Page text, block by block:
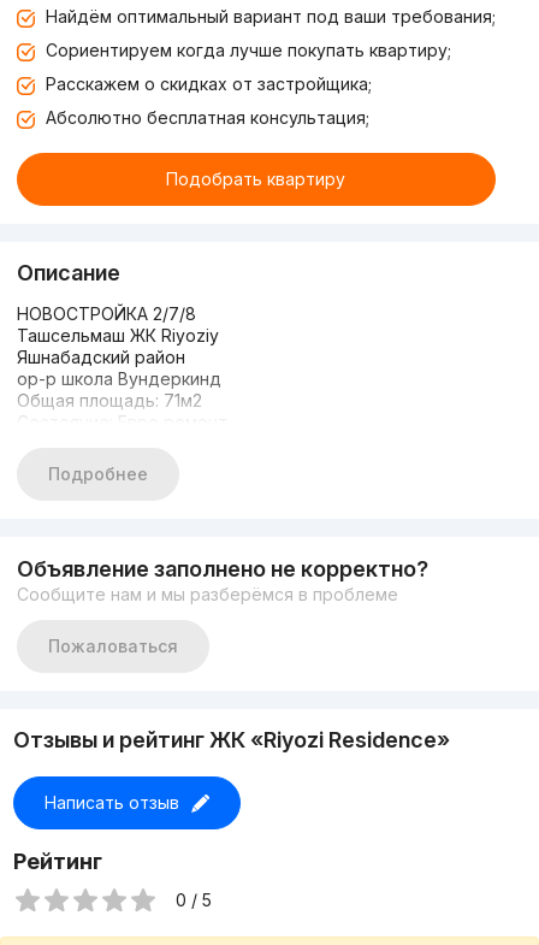
Найдём оптимальный вариант под ваши требования;
Сориентируем когда лучше покупать квартиру;
Расскажем о скидках от застройщика;
Абсолютно бесплатная консультация;
Подобрать квартиру
Описание
НОВОСТРОЙКА 2/7/8
Ташсельмаш ЖК Riyoziy
Яшнабадский район
ор-р школа Вундеркинд
Общая площадь: 71м2
Состояние: Евро ремонт
ЦЕНА: 100.000 СРОЧНО
🔥🔥🔥🔥🔥🔥🔥🔥🔥
Подробнее
Объявление заполнено не корректно?
Сообщите нам и мы разберёмся в проблеме
Пожаловаться
Отзывы и рейтинг ЖК «Riyozi Residence»
Написать отзыв
Рейтинг
0 / 5